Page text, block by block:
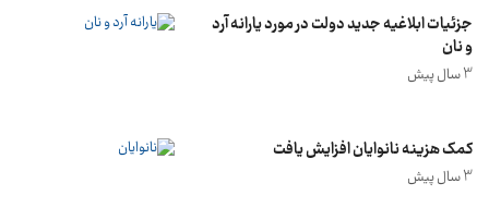
جزئیات ابلاغیه جدید دولت در مورد یارانه آرد
و نان
3 سال پیش
کمک هزینه نانوایان افزایش یافت
3 سال پیش